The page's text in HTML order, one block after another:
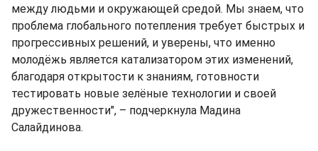
между людьми и окружающей средой. Мы знаем, что
проблема глобального потепления требует быстрых и
прогрессивных решений, и уверены, что именно
молодёжь является катализатором этих изменений,
благодаря открытости к знаниям, готовности
тестировать новые зелёные технологии и своей
дружественности", – подчеркнула Мадина
Салайдинова.